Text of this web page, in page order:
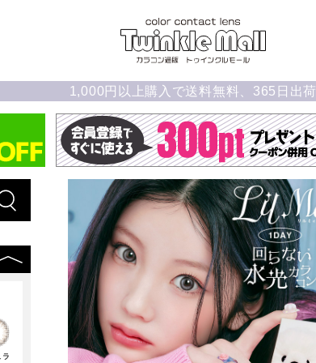
1,000円以上購入で送料無料、365日出荷
ラ